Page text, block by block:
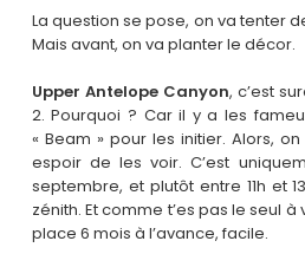
La question se pose, on va tenter
Mais avant, on va planter le décor.
Upper Antelope Canyon, c’est
2. Pourquoi ? Car il y a les
« Beam » pour les initier. Alors,
espoir de les voir. C’est
septembre, et plutôt entre 11h et
zénith. Et comme t’es pas le seul
place 6 mois à l’avance, facile.